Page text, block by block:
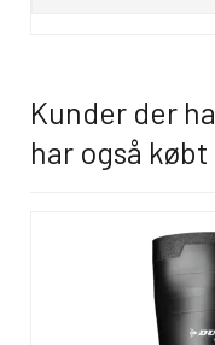
Kunder der
har også købt